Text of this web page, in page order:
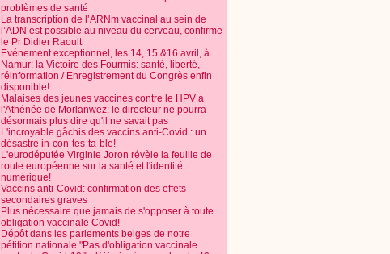
problèmes de santé
La transcription de l’ARNm vaccinal au sein de
l’ADN est possible au niveau du cerveau, confirme
le Pr Didier Raoult
Evénement exceptionnel, les 14, 15 &16 avril, à
Namur: la Victoire des Fourmis: santé, liberté,
réinformation / Enregistrement du Congrès enfin
disponible!
Malaises des jeunes vaccinés contre le HPV à
l'Athénée de Morlanwez: le directeur ne pourra
désormais plus dire qu'il ne savait pas
L'incroyable gâchis des vaccins anti-Covid : un
désastre in-con-tes-ta-ble!
L'eurodéputée Virginie Joron révèle la feuille de
route européenne sur la santé et l'identité
numérique!
Vaccins anti-Covid: confirmation des effets
secondaires graves
Plus nécessaire que jamais de s'opposer à toute
obligation vaccinale Covid!
Dépôt dans les parlements belges de notre
pétition nationale "Pas d'obligation vaccinale